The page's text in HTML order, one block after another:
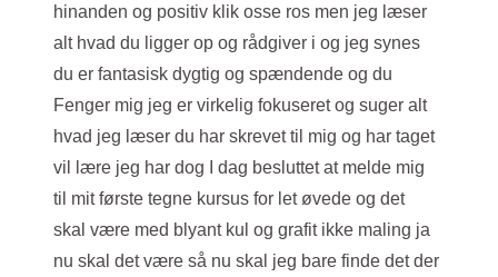
hinanden og positiv klik osse ros men jeg læser
alt hvad du ligger op og rådgiver i og jeg synes
du er fantasisk dygtig og spændende og du
Fenger mig jeg er virkelig fokuseret og suger alt
hvad jeg læser du har skrevet til mig og har taget
vil lære jeg har dog I dag besluttet at melde mig
til mit første tegne kursus for let øvede og det
skal være med blyant kul og grafit ikke maling ja
nu skal det være så nu skal jeg bare finde det der